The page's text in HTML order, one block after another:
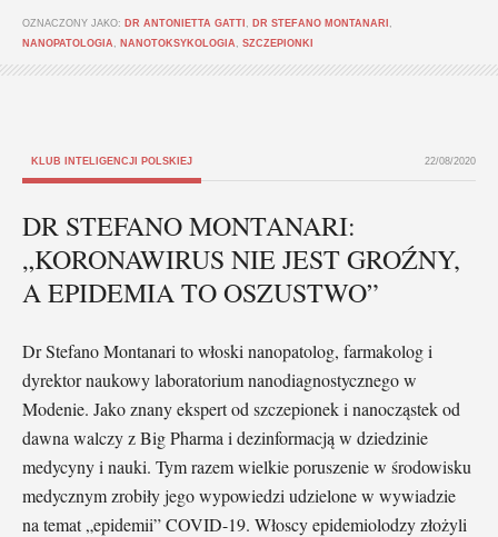
OZNACZONY JAKO: DR ANTONIETTA GATTI DR STEFANO MONTANARI
NANOPATOLOGIA
NANOTOKSYKOLOGIA SZCZEPIONKI
KLUB INTELIGENCJI POLSKIEJ 22/08/2020
DR STEFANO MONTANARI:
„KORONAWIRUS NIE JEST GROŹNY,
A EPIDEMIA TO OSZUSTWO”
Dr Stefano Montanari to włoski nanopatolog, farmakolog i
dyrektor naukowy laboratorium nanodiagnostycznego w
Modenie. Jako znany ekspert od szczepionek i nanocząstek od
dawna walczy z Big Pharma i dezinformacją w dziedzinie
medycyny i nauki. Tym razem wielkie poruszenie w środowisku
medycznym zrobiły jego wypowiedzi udzielone w wywiadzie
na temat „epidemii” COVID-19. Włoscy epidemiolodzy złożyli